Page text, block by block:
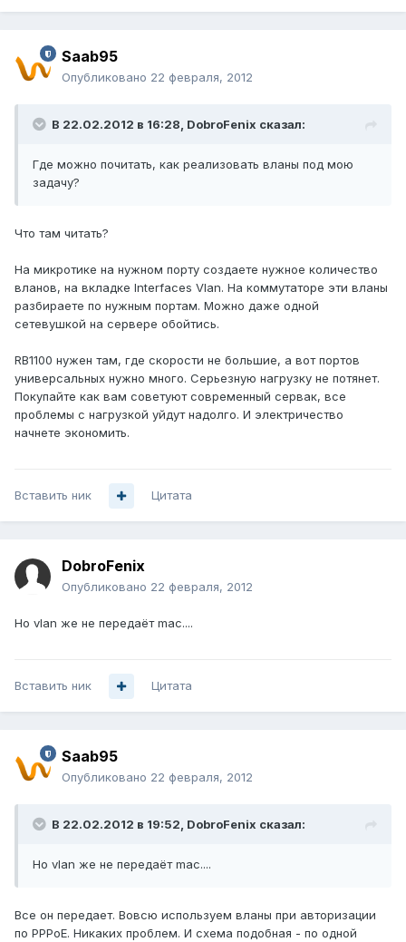
Saab95
Опубликовано 22 февраля, 2012
В 22.02.2012 в 16:28, DobroFenix сказал:
Где можно почитать, как реализовать вланы под мою
задачу?
Что там читать?
На микротике на нужном порту создаете нужное количество
вланов, на вкладке Interfaces Vlan. На коммутаторе эти вланы
разбираете по нужным портам. Можно даже одной
сетевушкой на сервере обойтись.
RB1100 нужен там, где скорости не большие, а вот портов
универсальных нужно много. Серьезную нагрузку не потянет.
Покупайте как вам советуют современный сервак, все
проблемы с нагрузкой уйдут надолго. И электричество
начнете экономить.
Вставить ник Цитата
DobroFenix
Опубликовано 22 февраля, 2012
Но vlan же не передаёт mac....
Вставить ник Цитата
Saab95
Опубликовано 22 февраля, 2012
В 22.02.2012 в 19:52, DobroFenix сказал:
Но vlan же не передаёт mac....
Все он передает. Вовсю используем вланы при авторизации
по PPPoE. Никаких проблем. И схема подобная - по одной